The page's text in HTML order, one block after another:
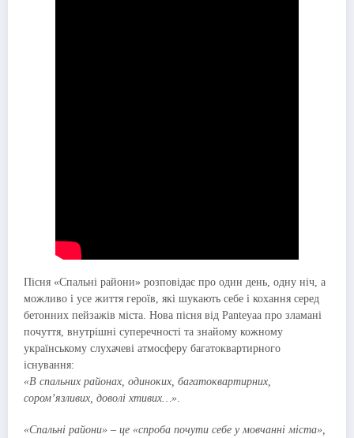
Пісня «Спальні райони» розповідає про один день, одну ніч, а
можливо і усе життя героїв, які шукають себе і кохання серед
бетонних пейзажів міста. Нова пісня від Panteyaa про зламані
почуття, внутрішні суперечності та знайому кожному
українському слухачеві атмосферу багатоквартирного
існування:
«В спальних районах, одиноких, багатоквартирних,
сором’язливих, доволі хтивих…»
«Спальні райони» – це «спроба почути себе у мовчанні міста»,